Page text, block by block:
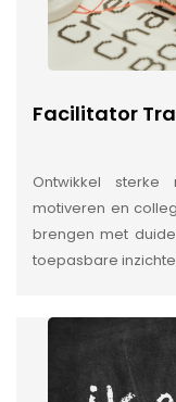
Facilitator
Ontwikkel
motiveren en
brengen met
toepasbare